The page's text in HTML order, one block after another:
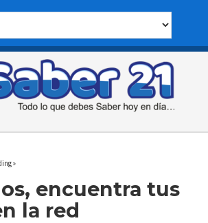
»
encuentra tus
la red